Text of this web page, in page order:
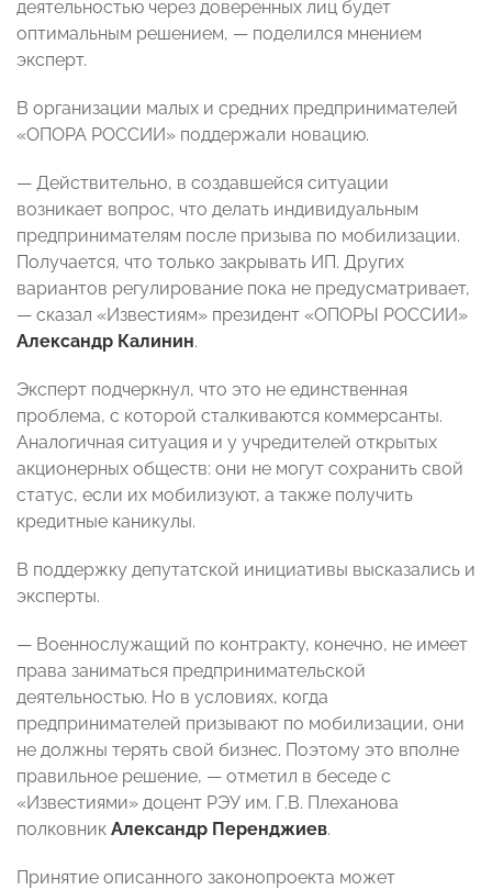
деятельностью через доверенных лиц будет
оптимальным решением, — поделился мнением
эксперт.
В организации малых и средних предпринимателей
«ОПОРА РОССИИ» поддержали новацию.
— Действительно, в создавшейся ситуации
возникает вопрос, что делать индивидуальным
предпринимателям после призыва по мобилизации.
Получается, что только закрывать ИП. Других
вариантов регулирование пока не предусматривает,
— сказал «Известиям» президент «ОПОРЫ РОССИИ»
Александр Калинин.
Эксперт подчеркнул, что это не единственная
проблема, с которой сталкиваются коммерсанты.
Аналогичная ситуация и у учредителей открытых
акционерных обществ: они не могут сохранить свой
статус, если их мобилизуют, а также получить
кредитные каникулы.
В поддержку депутатской инициативы высказались и
эксперты.
— Военнослужащий по контракту, конечно, не имеет
права заниматься предпринимательской
деятельностью. Но в условиях, когда
предпринимателей призывают по мобилизации, они
не должны терять свой бизнес. Поэтому это вполне
правильное решение, — отметил в беседе с
«Известиями» доцент РЭУ им. Г.В. Плеханова
полковник Александр Перенджиев.
Принятие описанного законопроекта может